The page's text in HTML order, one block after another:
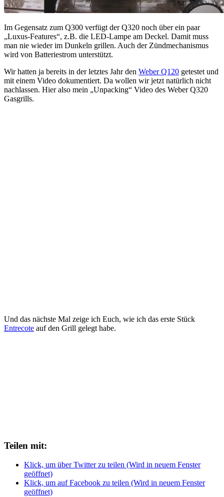
Im Gegensatz zum Q300 verfügt der Q320 noch über ein paar
„Luxus-Features“, z.B. die LED-Lampe am Deckel. Damit muss
man nie wieder im Dunkeln grillen. Auch der Zündmechanismus
wird von Batteriestrom unterstützt.
Wir hatten ja bereits in der letztes Jahr den Weber Q120 getestet und
mit einem Video dokumentiert. Da wollen wir jetzt natürlich nicht
nachlassen. Hier also mein „Unpacking“ Video des Weber Q320
Gasgrills.
Und das nächste Mal zeige ich Euch, wie ich das erste Stück
Entrecote auf den Grill gelegt habe.
Teilen mit:
Klick, um über Twitter zu teilen (Wird in neuem Fenster
geöffnet)
Klick, um auf Facebook zu teilen (Wird in neuem Fenster
geöffnet)